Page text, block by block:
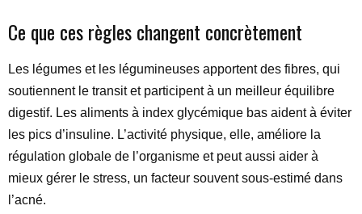
Ce que ces règles changent concrètement
Les légumes et les légumineuses apportent des fibres, qui
soutiennent le transit et participent à un meilleur équilibre
digestif. Les aliments à index glycémique bas aident à éviter
les pics d’insuline. L’activité physique, elle, améliore la
régulation globale de l’organisme et peut aussi aider à
mieux gérer le stress, un facteur souvent sous-estimé dans
l’acné.